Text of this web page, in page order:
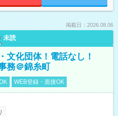
掲載日：2026.08.06
未読
文化団体！電話なし！
務＠錦糸町
WEB登録・面接OK